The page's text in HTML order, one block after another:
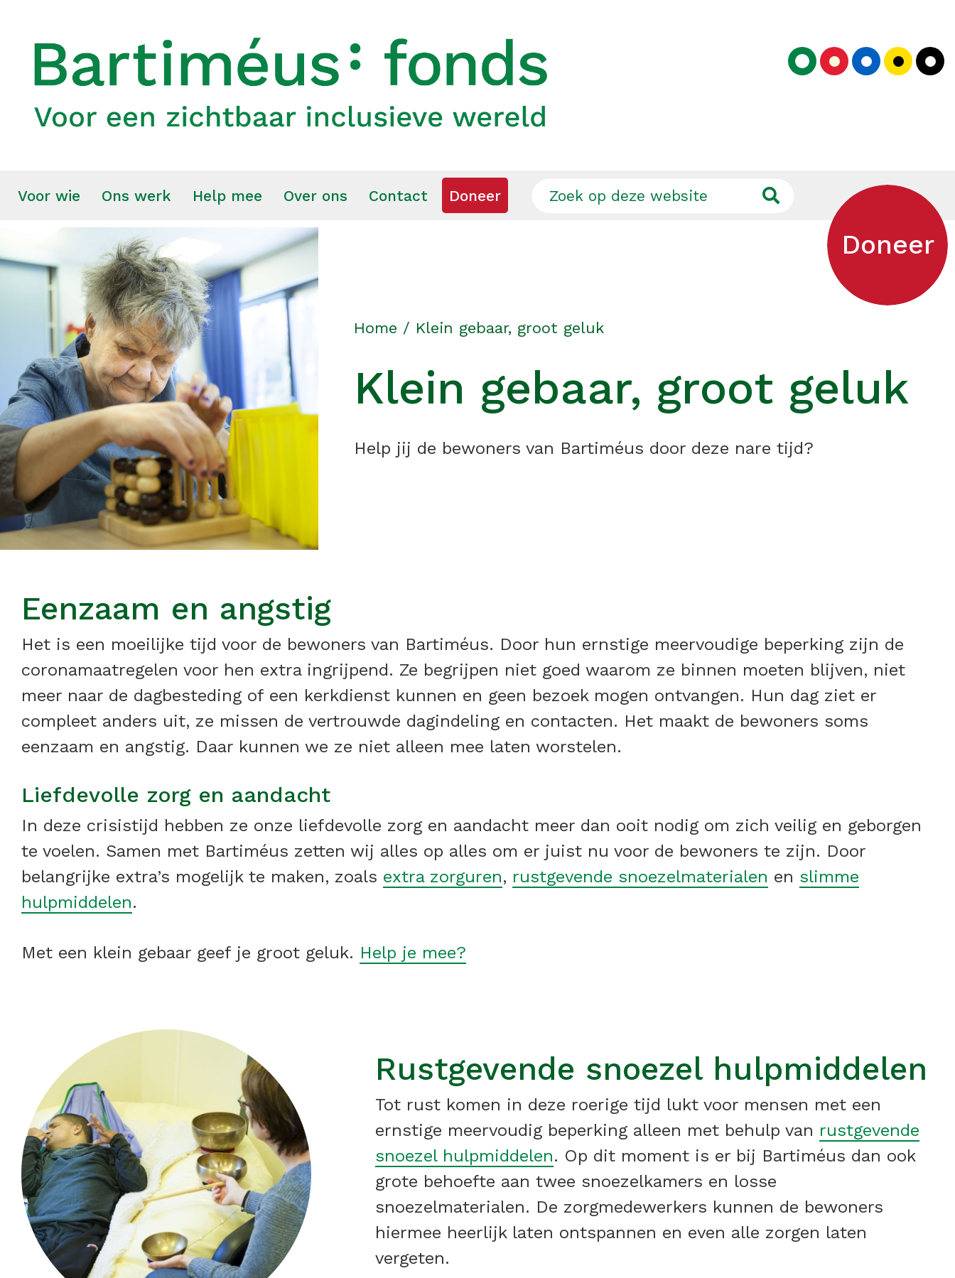
Voor wie Ons werk Help mee Over ons Contact Doneer
Doneer
Home / Klein gebaar, groot geluk
Klein gebaar, groot geluk
Help jij de bewoners van Bartiméus door deze nare tijd?
Eenzaam en angstig
Het is een moeilijke tijd voor de bewoners van Bartiméus. Door hun ernstige meervoudige beperking zijn de
coronamaatregelen voor hen extra ingrijpend. Ze begrijpen niet goed waarom ze binnen moeten blijven, niet
meer naar de dagbesteding of een kerkdienst kunnen en geen bezoek mogen ontvangen. Hun dag ziet er
compleet anders uit, ze missen de vertrouwde dagindeling en contacten. Het maakt de bewoners soms
eenzaam en angstig. Daar kunnen we ze niet alleen mee laten worstelen.
Liefdevolle zorg en aandacht
In deze crisistijd hebben ze onze liefdevolle zorg en aandacht meer dan ooit nodig om zich veilig en geborgen
te voelen. Samen met Bartiméus zetten wij alles op alles om er juist nu voor de bewoners te zijn. Door
belangrijke extra’s mogelijk te maken, zoals extra zorguren, rustgevende snoezelmaterialen en slimme
hulpmiddelen.
Met een klein gebaar geef je groot geluk. Help je mee?
Rustgevende snoezel hulpmiddelen
Tot rust komen in deze roerige tijd lukt voor mensen met een
ernstige meervoudig beperking alleen met behulp van rustgevende
snoezel hulpmiddelen. Op dit moment is er bij Bartiméus dan ook
grote behoefte aan twee snoezelkamers en losse
snoezelmaterialen. De zorgmedewerkers kunnen de bewoners
hiermee heerlijk laten ontspannen en even alle zorgen laten
vergeten.